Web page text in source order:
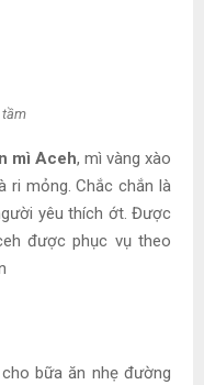
tầm
mì Aceh, mì vàng xào
ri mỏng. Chắc chắn là
yêu thích ớt. Được
được phục vụ theo
bữa ăn nhẹ đường